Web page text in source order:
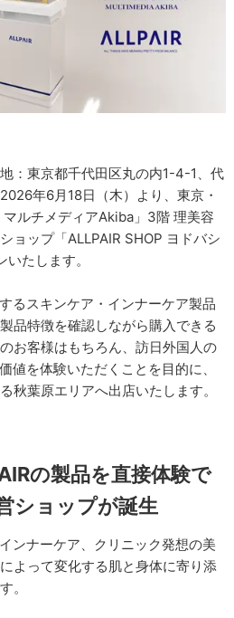
：東京都千代田区丸の内1-4-1、代
年6月18日（木）より、東京・
ルチメディアAkiba」3階 理美容
ョップ「ALLPAIR SHOP ヨドバシ
たします。
るスキンケア・インナーケア製品
品特徴を確認しながら購入できる
お客様はもちろん、訪日外国人の
値を体験いただくことを目的に、
秋葉原エリアへ出店いたします。
の製品を直接体験で
ショップが誕生
ンナーケア、クリニック発想の美
よって変化する肌と身体に寄り添
。